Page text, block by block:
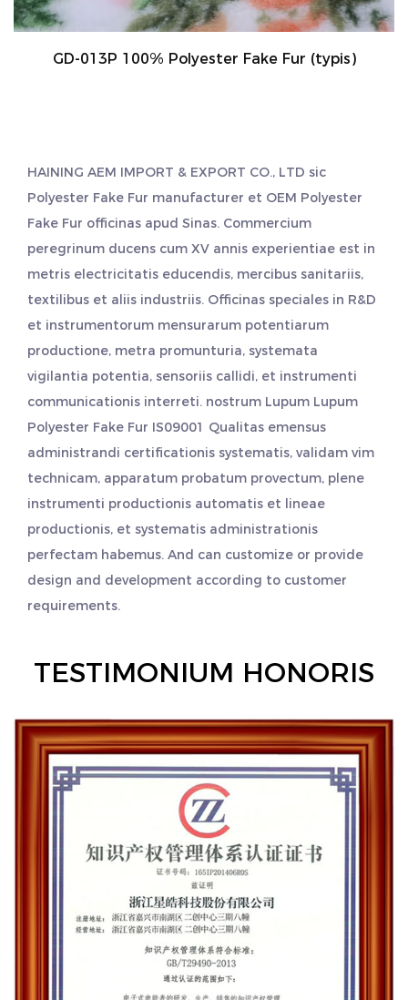
GD-013P 100% Polyester Fake Fur (typis)
HAINING AEM IMPORT & EXPORT CO., LTD sic
Polyester Fake Fur manufacturer et OEM Polyester
Fake Fur officinas apud Sinas. Commercium
peregrinum ducens cum XV annis experientiae est in
metris electricitatis educendis, mercibus sanitariis,
textilibus et aliis industriis. Officinas speciales in R&D
et instrumentorum mensurarum potentiarum
productione, metra promunturia, systemata
vigilantia potentia, sensoriis callidi, et instrumenti
communicationis interreti. nostrum Lupum Lupum
Polyester Fake Fur IS09001 Qualitas emensus
administrandi certificationis systematis, validam vim
technicam, apparatum probatum provectum, plene
instrumenti productionis automatis et lineae
productionis, et systematis administrationis
perfectam habemus. And can customize or provide
design and development according to customer
requirements.
TESTIMONIUM HONORIS